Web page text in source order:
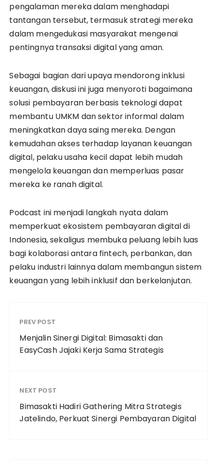
pengalaman mereka dalam menghadapi
tantangan tersebut, termasuk strategi mereka
dalam mengedukasi masyarakat mengenai
pentingnya transaksi digital yang aman.
Sebagai bagian dari upaya mendorong inklusi
keuangan, diskusi ini juga menyoroti bagaimana
solusi pembayaran berbasis teknologi dapat
membantu UMKM dan sektor informal dalam
meningkatkan daya saing mereka. Dengan
kemudahan akses terhadap layanan keuangan
digital, pelaku usaha kecil dapat lebih mudah
mengelola keuangan dan memperluas pasar
mereka ke ranah digital.
Podcast ini menjadi langkah nyata dalam
memperkuat ekosistem pembayaran digital di
Indonesia, sekaligus membuka peluang lebih luas
bagi kolaborasi antara fintech, perbankan, dan
pelaku industri lainnya dalam membangun sistem
keuangan yang lebih inklusif dan berkelanjutan.
PREV POST
Menjalin Sinergi Digital: Bimasakti dan
EasyCash Jajaki Kerja Sama Strategis
NEXT POST
Bimasakti Hadiri Gathering Mitra Strategis
Jatelindo, Perkuat Sinergi Pembayaran Digital